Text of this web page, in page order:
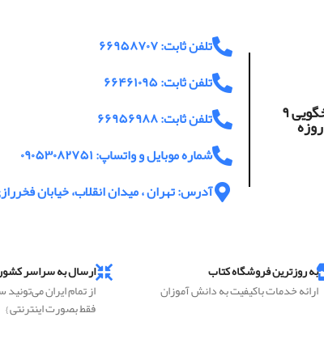
ساعت پاسخگویی ۹
تلفن ثابت: ۶۶۹۵۸۷۰۷
تلفن ثابت: ۶۶۴۶۱۰۹۵
تلفن ثابت: ۶۶۹۵۶۹۸۸
شماره موبایل و واتساپ: ۰۹۰۵۳۰۸۲۷۵۱
آدرس: تهران ، میدان انقلاب، خیابان
به روزترین فروشگاه کتاب
ارائه خدمات باکیفیت به دانش آموزان
ارسال به سراسر
از تمام ایران
فقط بصورت اینترنتی }